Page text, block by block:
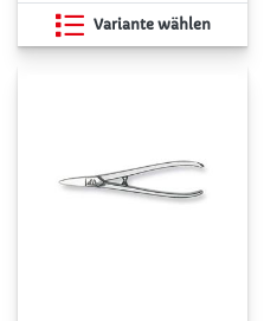
Variante wählen